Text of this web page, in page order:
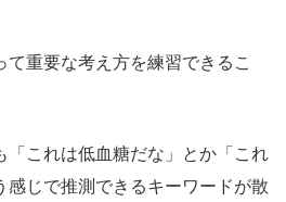
重要な考え方を練習できるこ
「これは低血糖だな」とか「これ
感じで推測できるキーワードが散